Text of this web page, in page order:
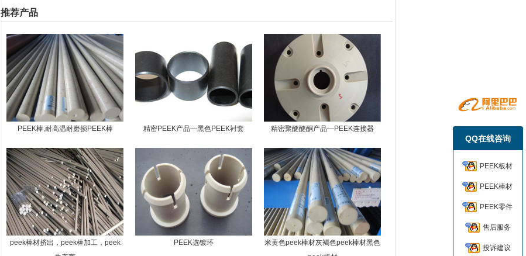
推荐产品
PEEK棒,耐高温耐磨损PEEK棒 精密PEEK产品—黑色PEEK衬套 精密聚醚醚酮产品—PEEK连接器
peek棒材挤出，peek棒加工，peek
PEEK选镀环
米黄色peek棒材灰褐色peek棒材黑色
QQ在线咨询
PEEK板材
PEEK棒材
PEEK零件
售后服务
投诉建议